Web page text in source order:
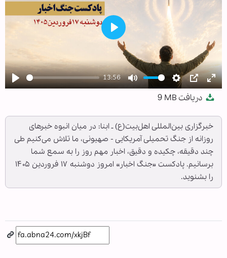
Play
13:56
Mute Settings
PIP
Play
دریافت 9 MB
خبرگزاری بین‌المللی اهل‌بیت(ع) ـ ابنا: در میان انبوه خبرهای
روزانه از جنگ تحمیلی آمریکایی - صهیونی، ما تلاش می‌کنیم طی
چند دقیقه، چکیده و دقیق، اخبار مهم روز را به سمع شما
برسانیم. پادکست «جنگ اخبار» امروز دوشنبه ۱۷ فروردین ۱۴۰۵
را بشنوید.